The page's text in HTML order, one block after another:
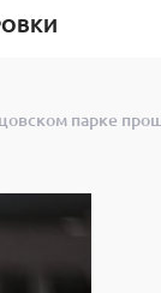
парке